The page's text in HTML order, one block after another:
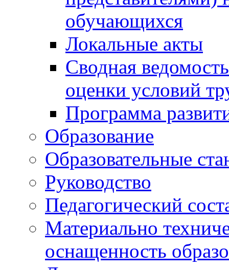
обучающихся
Локальные акты
Сводная
оценки условий
Программа
Образование
Образовательные
Руководство
Педагогический
Материально
оснащенность